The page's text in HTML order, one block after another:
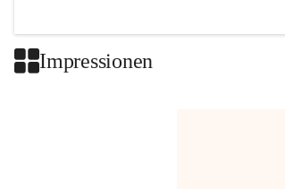
Impressionen